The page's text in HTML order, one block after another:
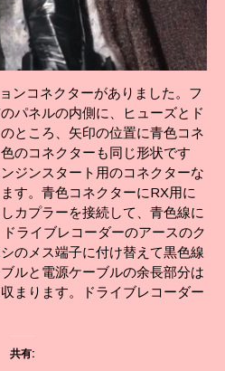
ンコネクターがありました。フ
パネルの内側に、ヒューズとド
ところ、矢印の位置に青色コネ
のコネクターも同じ形状です
ジンスタート用のコネクターな
す。青色コネクターにRX用に
カプラーを接続して、青色線に
ライブレコーダーのアースのク
のメス端子に付け替えて黒色線
ルと電源ケーブルの余長部分は
まります。ドライブレコーダー
共有: